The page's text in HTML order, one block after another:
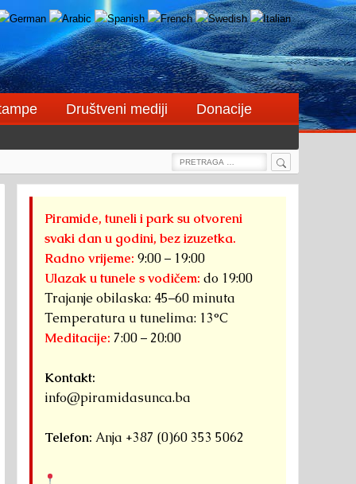
Društveni mediji
Donacije
Search
Search
Piramide, tuneli i park su otvoreni
svaki dan u godini, bez izuzetka.
Radno vrijeme: 9:00 – 19:00
Ulazak u tunele s vodičem: do 19:00
Trajanje obilaska: 45–60 minuta
Temperatura u tunelima: 13°C
Meditacije: 7:00 – 20:00
Kontakt:
info@piramidasunca.ba
Telefon: Anja +387 (0)60 353 5062